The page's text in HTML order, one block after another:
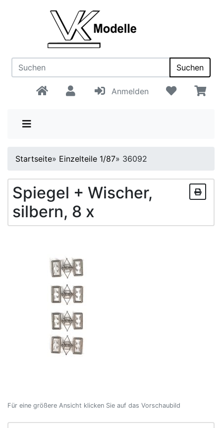
Suchen
Anmelden
Startseite» Einzelteile 1/87» 36092
Spiegel + Wischer,
silbern, 8 x
Für eine größere Ansicht klicken Sie auf das Vorschaubild